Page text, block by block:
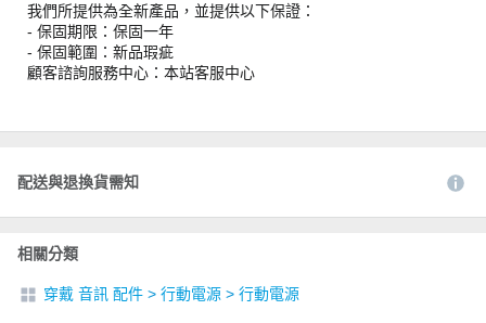
我們所提供為全新產品，並提供以下保證：
- 保固期限：保固一年
- 保固範圍：新品瑕疵
顧客諮詢服務中心：本站客服中心
配送與退換貨需知
相關分類
穿戴 音訊 配件 > 行動電源 > 行動電源